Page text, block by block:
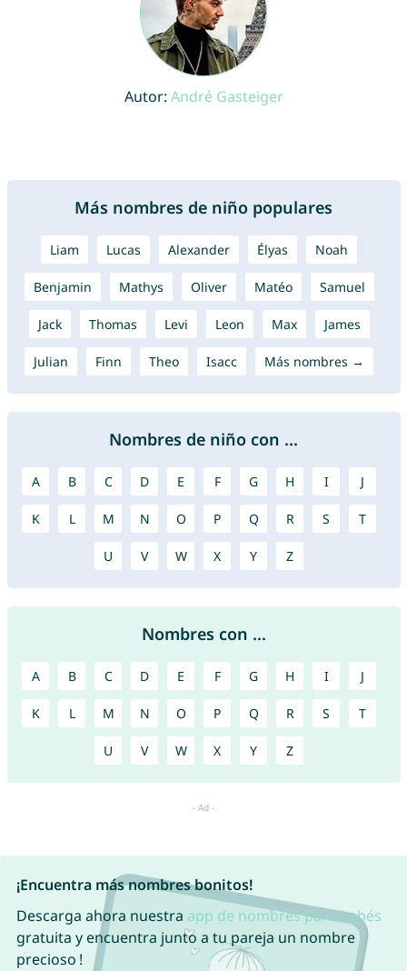
Autor: André Gasteiger
Más nombres de niño populares
Liam Lucas Alexander Élyas Noah
Benjamin Mathys Oliver Matéo Samuel
Jack Thomas Levi Leon Max James
Julian Finn Theo Isacc Más nombres →
Nombres de niño con ...
A B C D E F G H I J
K L M N O P Q R S T
U V W X Y Z
Nombres con ...
A B C D E F G H I J
K L M N O P Q R S T
U V W X Y Z
¡Encuentra más nombres bonitos!
Descarga ahora nuestra app de nombres para bebés
gratuita y encuentra junto a tu pareja un nombre
precioso !